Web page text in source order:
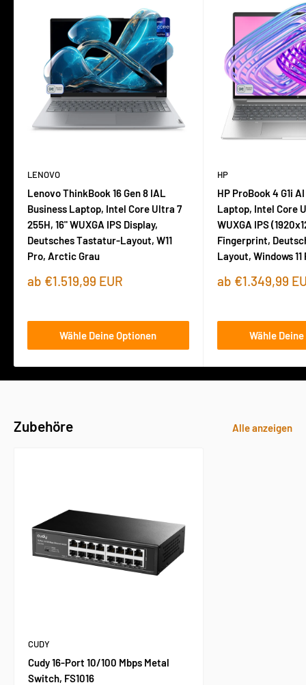
LENOVO
Lenovo ThinkBook 16 Gen 8 IAL
Business Laptop, Intel Core Ultra 7
255H, 16" WUXGA IPS Display,
Deutsches Tastatur-Layout, W11
Pro, Arctic Grau
Sonderpreis
ab €1.519,99 EUR
Wähle Deine Optionen
HP
HP ProBook 4 G1i
Laptop, Intel Core
WUXGA IPS
Fingerprint,
Layout, Windows
Sonderpreis
ab €1.349,99
Wähle
Zubehöre Alle anzeigen
CUDY
Cudy 16-Port 10/100 Mbps Metal
Switch, FS1016